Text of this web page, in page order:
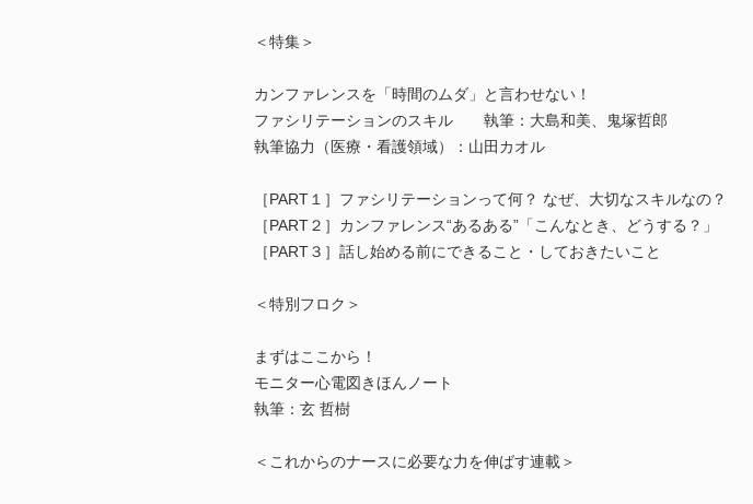
＜特集＞
カンファレンスを「時間のムダ」と言わせない！
ファシリテーションのスキル 執筆：大島和美、鬼塚哲郎
執筆協力（医療・看護領域）：山田カオル
［PART１］ファシリテーションって何？ なぜ、大切なスキルなの？
［PART２］カンファレンス“あるある”「こんなとき、どうする？」
［PART３］話し始める前にできること・しておきたいこと
＜特別フロク＞
まずはここから！
モニター心電図きほんノート
執筆：玄 哲樹
＜これからのナースに必要な力を伸ばす連載＞